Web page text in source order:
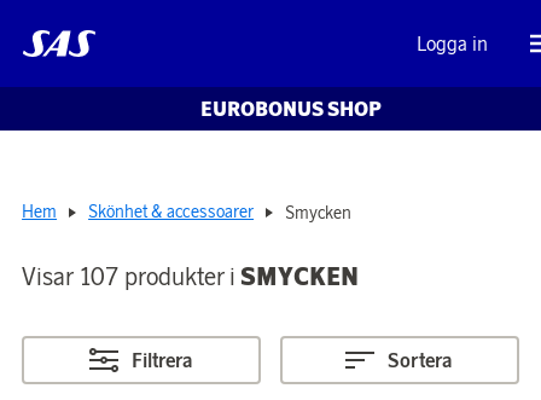
Logga in
EUROBONUS SHOP
Hem Skönhet & accessoarer Smycken
Visar 107 produkter i SMYCKEN
Filtrera Sortera